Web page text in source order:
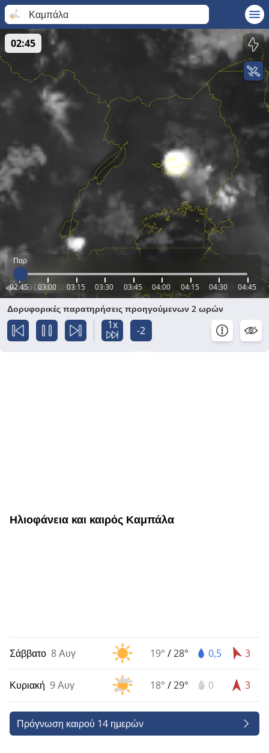
Καμπάλα
Παρ
02:45 03:00 03:15 03:30 03:45 04:00 04:15 04:30 04:45
02:45
Δορυφορικές παρατηρήσεις προηγούμενων 2 ωρών
1x
-2
Ηλιοφάνεια και καιρός Καμπάλα
Σάββατο 8 Αυγ 19° /28° 0,5 3
Κυριακή 9 Αυγ 18° /29° 0 3
Πρόγνωση καιρού 14 ημερών